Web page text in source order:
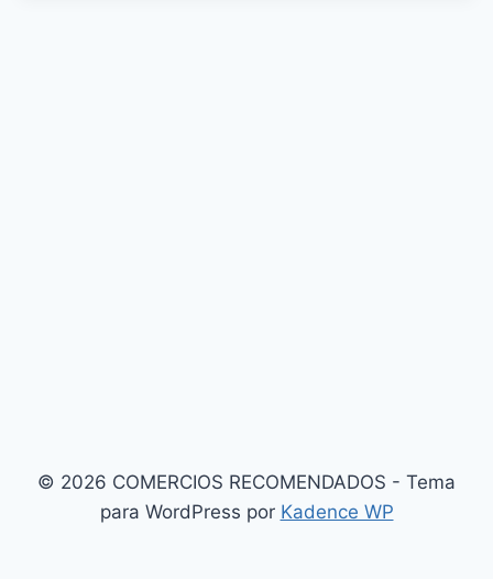
© 2026 COMERCIOS RECOMENDADOS - Tema
para WordPress por Kadence WP